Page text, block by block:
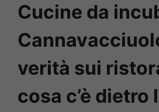
Cucine da
verità sui
cosa c’è dietro